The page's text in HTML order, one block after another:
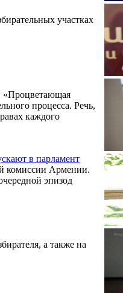
участках
«Процветающая
процесса. Речь,
каждого
в парламент
комиссии Армении.
эпизод
а также на